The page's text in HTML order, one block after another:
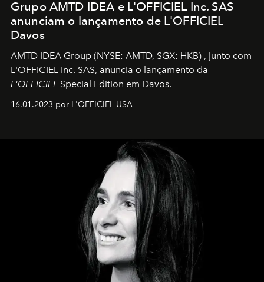
Grupo AMTD IDEA e L'OFFICIEL Inc. SAS
anunciam o lançamento de L'OFFICIEL
Davos
AMTD IDEA Group (NYSE: AMTD, SGX: HKB) , junto com
L'OFFICIEL Inc. SAS, anuncia o lançamento da
L'OFFICIEL Special Edition em Davos.
16.01.2023 por L'OFFICIEL USA